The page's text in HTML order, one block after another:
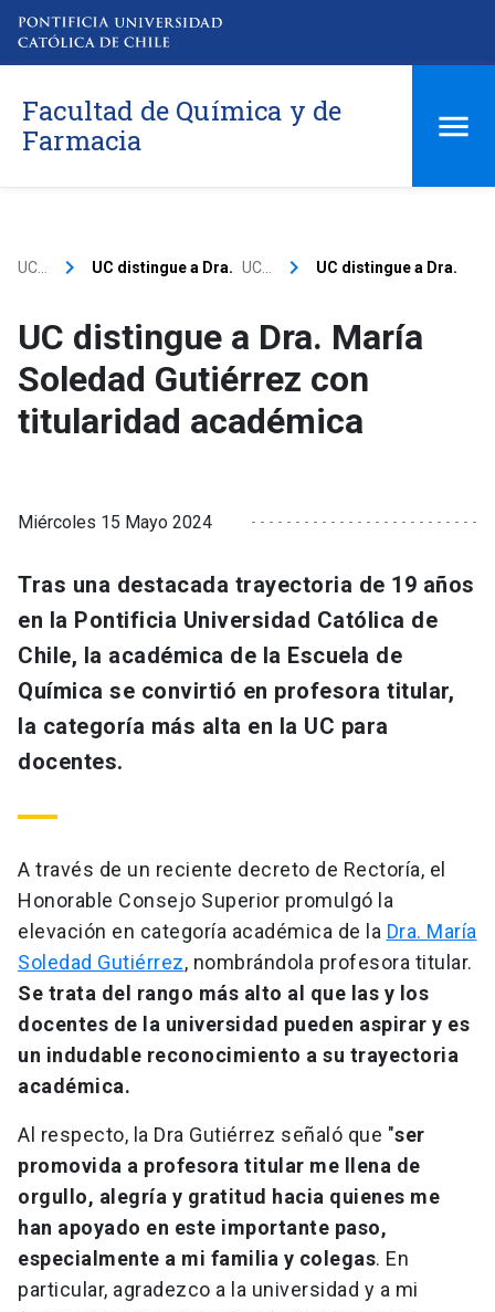
Facultad de Química y de
Farmacia
UC… keyboard_arrow_right UC distingue a Dra. UC… keyboard_arrow_right UC distingue a Dra.
UC distingue a Dra. María
Soledad Gutiérrez con
titularidad académica
Miércoles 15 Mayo 2024
Tras una destacada trayectoria de 19 años
en la Pontificia Universidad Católica de
Chile, la académica de la Escuela de
Química se convirtió en profesora titular,
la categoría más alta en la UC para
docentes.
A través de un reciente decreto de Rectoría, el
Honorable Consejo Superior promulgó la
elevación en categoría académica de la Dra. María
Soledad Gutiérrez, nombrándola profesora titular.
Se trata del rango más alto al que las y los
docentes de la universidad pueden aspirar y es
un indudable reconocimiento a su trayectoria
académica.
Al respecto, la Dra Gutiérrez señaló que "ser
promovida a profesora titular me llena de
orgullo, alegría y gratitud hacia quienes me
han apoyado en este importante paso,
especialmente a mi familia y colegas. En
particular, agradezco a la universidad y a mi